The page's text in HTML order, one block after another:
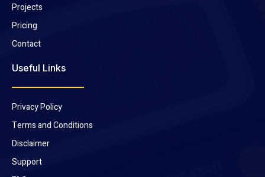
Projects
Pricing
Contact
Useful Links
Privacy Policy
Terms and Conditions
Disclaimer
Support